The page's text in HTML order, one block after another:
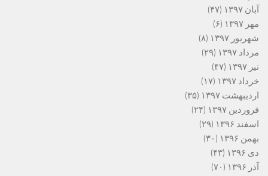
آبان ۱۳۹۷
(۴۷)
مهر ۱۳۹۷
(۶)
شهریور ۱۳۹۷
(۸)
مرداد ۱۳۹۷
(۲۹)
تیر ۱۳۹۷
(۴۷)
خرداد ۱۳۹۷
(۱۷)
اردیبهشت ۱۳۹۷
(۳۵)
فروردین ۱۳۹۷
(۲۴)
اسفند ۱۳۹۶
(۲۹)
بهمن ۱۳۹۶
(۳۰)
دی ۱۳۹۶
(۴۳)
آذر ۱۳۹۶
(۷۰)